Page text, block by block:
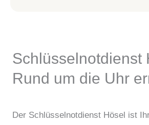
Schlüsselnotdienst
Rund um die Uhr
Der Schlüsselnotdienst Hösel ist